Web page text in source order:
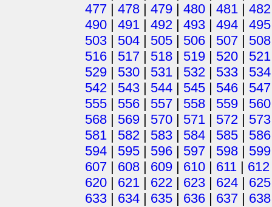
477 | 478 | 479 | 480 | 481 | 482
490 | 491 | 492 | 493 | 494 | 495
503 | 504 | 505 | 506 | 507 | 508
516 | 517 | 518 | 519 | 520 | 521
529 | 530 | 531 | 532 | 533 | 534
542 | 543 | 544 | 545 | 546 | 547
555 | 556 | 557 | 558 | 559 | 560
568 | 569 | 570 | 571 | 572 | 573
581 | 582 | 583 | 584 | 585 | 586
594 | 595 | 596 | 597 | 598 | 599
607 | 608 | 609 | 610 | 611 | 612
620 | 621 | 622 | 623 | 624 | 625
633 | 634 | 635 | 636 | 637 | 638